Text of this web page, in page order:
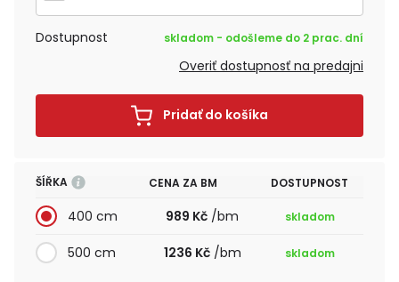
Dostupnost skladom - odošleme do 2 prac. dní
Overiť dostupnosť na predajni
Pridať do košíka
ŠÍŘKA CENA ZA BM DOSTUPNOST
400 cm 989 Kč /bm skladom
500 cm 1236 Kč/bm skladom